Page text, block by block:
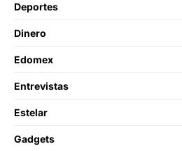
Deportes
Dinero
Edomex
Entrevistas
Estelar
Gadgets